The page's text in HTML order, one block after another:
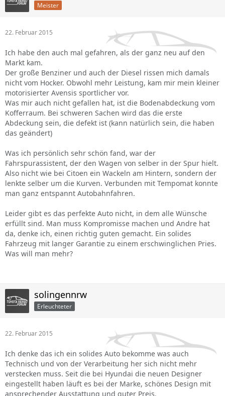
Meister
22. Februar 2015
Ich habe den auch mal gefahren, als der ganz neu auf den
Markt kam.
Der große Benziner und auch der Diesel rissen mich damals
nicht vom Hocker. Obwohl mehr Leistung, kam mir mein kleiner
motorisierter Avensis sportlicher vor.
Was mir auch nicht gefallen hat, ist die Bodenabdeckung vom
Kofferraum. Bei schweren Sachen wird das die erste
Abdeckung sein, die defekt ist (kann natürlich sein, die haben
das geändert)
Was ich persönlich sehr schön fand, war der
Fahrspurassistent, der den Wagen von selber in der Spur hielt.
Also nicht wie bei Citoen ein Wackeln am Hintern, sondern der
lenkte selber um die Kurven. Verbunden mit Tempomat konnte
man ganz entspannt Autobahnfahren.
Leider gibt es das perfekte Auto nicht, in dem alle Wünsche
erfüllt sind. Man muss Kompromisse machen und Andre hat
da, denke ich, einen richtig guten gemacht. Ein solides
Fahrzeug mit langer Garantie zu einem erschwinglichen Pries.
Was will man mehr?
solingennrw
Erleuchteter
22. Februar 2015
Ich denke das ich ein solides Auto bekomme was auch
Technisch und von der Verarbeitung her sich nicht mehr
verstecken muss. Seit die bei Hyundai die neuen Designer
eingestellt haben läuft es bei der Marke, schönes Design mit
ansprechender Ausstattung und guter Preis.